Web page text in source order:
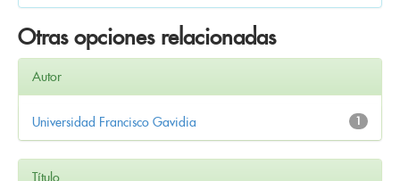
Otras opciones relacionadas
Autor
1
Universidad Francisco Gavidia
Título